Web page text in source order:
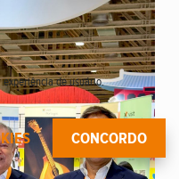
de usuário.
CONCORDO